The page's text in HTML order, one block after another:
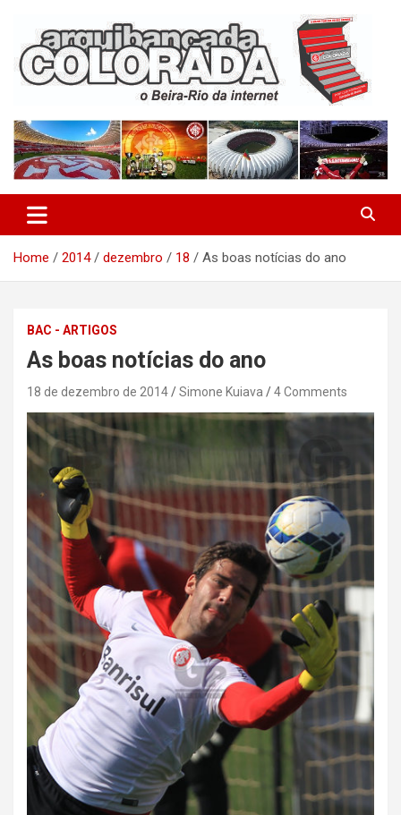
content
Arquibancada Colorada
Home 2014 dezembro 18 As boas notícias do ano
BAC - ARTIGOS
As boas notícias do ano
18 de dezembro de 2014 Simone Kuiava 4 Comments